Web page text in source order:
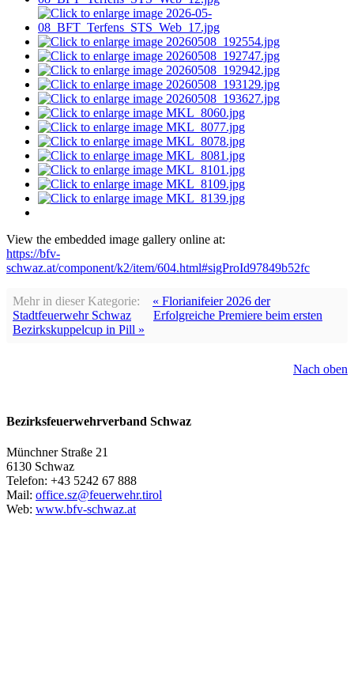
View the embedded image gallery online at:
https://bfv-
schwaz.at/component/k2/item/604.html#sigProId97849b52fc
Mehr in dieser Kategorie:
« Florianifeier 2026 der
Stadtfeuerwehr Schwaz
Erfolgreiche Premiere beim ersten
Bezirkskuppelcup in Pill »
Nach oben
Bezirksfeuerwehrverband Schwaz
Münchner Straße 21
6130 Schwaz
Telefon: +43 5242 67 888
Mail: office.sz@feuerwehr.tirol
Web: www.bfv-schwaz.at